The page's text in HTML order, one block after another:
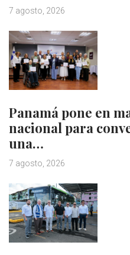
7 agosto, 2026
Panamá pone en
nacional para
una…
7 agosto, 2026